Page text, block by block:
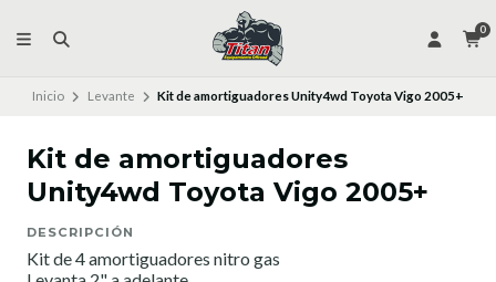
0
Inicio Levante Kit de amortiguadores Unity4wd Toyota Vigo 2005+
Kit de amortiguadores
Unity4wd Toyota Vigo 2005+
DESCRIPCIÓN
Kit de 4 amortiguadores nitro gas